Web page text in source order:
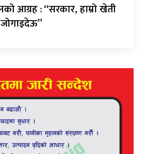
आग्रह : “सरकार, हाम्रो खेती